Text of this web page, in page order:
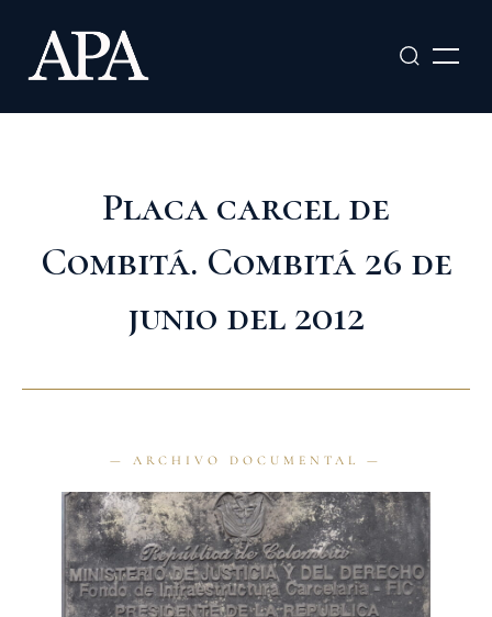
contenido
Placa carcel de
Combitá. Combitá 26 de
junio del 2012